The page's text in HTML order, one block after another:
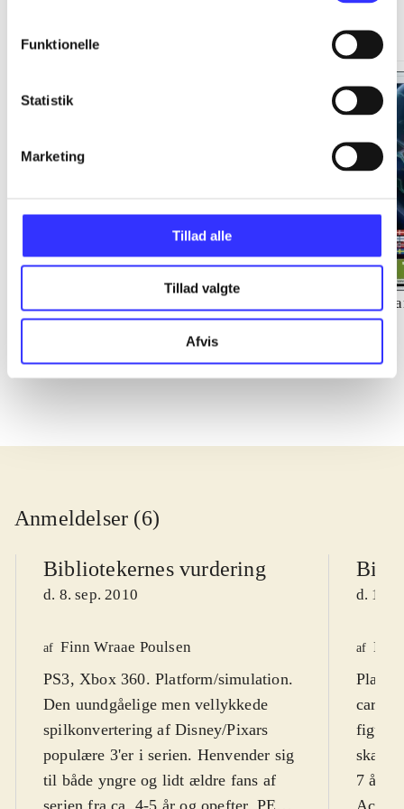
Funktionelle
Statistik
Marketing
Tillad alle
Tillad valgte
Afvis
clone wars
Anmeldelser (6)
Bibliotekernes vurdering
d. 8. sep. 2010
af Finn Wraae Poulsen
PS3, Xbox 360. Platform/simulation.
Den uundgåelige men vellykkede
spilkonvertering af Disney/Pixars
populære 3'er i serien. Henvender sig
til både yngre og lidt ældre fans af
d. 16.
af
7 år.